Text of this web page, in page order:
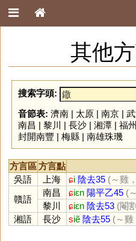
其他
搜索字頭:
音節表: 濟南| 太原| 南京|
南昌 | 黎川 | 長沙| 湘潭| 福州
封開南豐 | 梅縣| 南雄珠璣
方言區方言點
吳語
上海 ɕi 陰去35 (～雞
贛語
南昌 ɕiɛn 陽平乙45 (
黎川
ɕiɛn 陰去53 (閹
湘語
長沙 siẽ 陰去55 (～雞